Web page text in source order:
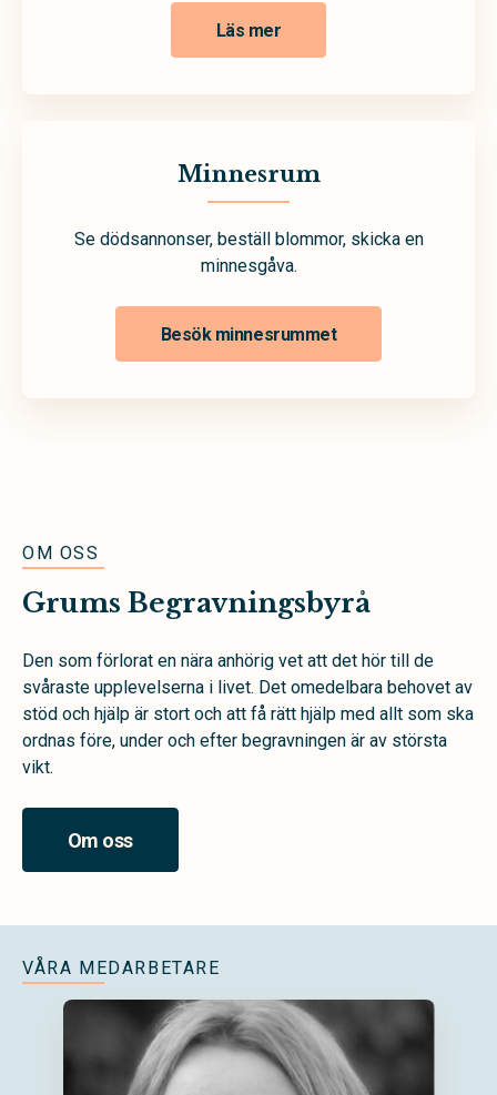
Läs mer
Minnesrum
Se dödsannonser, beställ blommor, skicka en
minnesgåva.
Besök minnesrummet
OM OSS
Grums Begravningsbyrå
Den som förlorat en nära anhörig vet att det hör till de
svåraste upplevelserna i livet. Det omedelbara behovet av
stöd och hjälp är stort och att få rätt hjälp med allt som ska
ordnas före, under och efter begravningen är av största
vikt.
Om oss
VÅRA MEDARBETARE